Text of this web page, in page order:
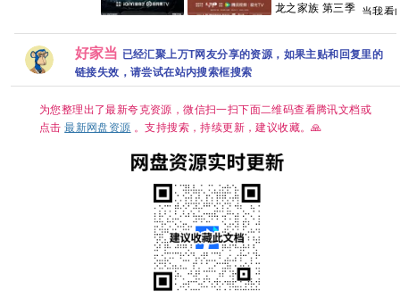
集】
《南部档案》免
费1080P高清百
度网盘资源下载
主角【共48
DV.HDR】 张艺
谋监制，王菲献
唱 夸克
龙之家族 第三季
WEB-
DL.DDP5.1 内
嵌简繁英字幕
右】
当我看
双男主
罗殿夏
右 已更最新 夸
好家当 已经汇聚上万T网友分享的资源，如果主贴和回复里的
链接失效，请尝试在站内搜索框搜索
为您整理出了最新夸克资源，微信扫一扫下面二维码查看腾讯文档或
点击最新网盘资源 。支持搜索，持续更新，建议收藏。🙏